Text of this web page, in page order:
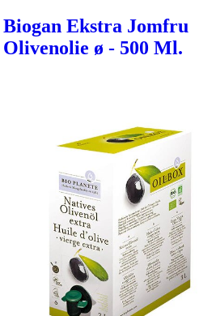
Biogan Ekstra Jomfru
Olivenolie ø - 500 Ml.